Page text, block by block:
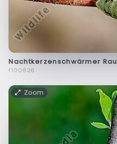
Nachtkerzenschwärmer
f100826
Zoom